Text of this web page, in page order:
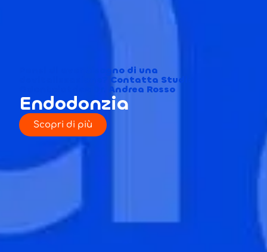
Pensi di aver bisogno di una
devitalizzazione? Contatta Studio
Odontoiatrico Dr. Andrea Rosso
Endodonzia
Scopri di più